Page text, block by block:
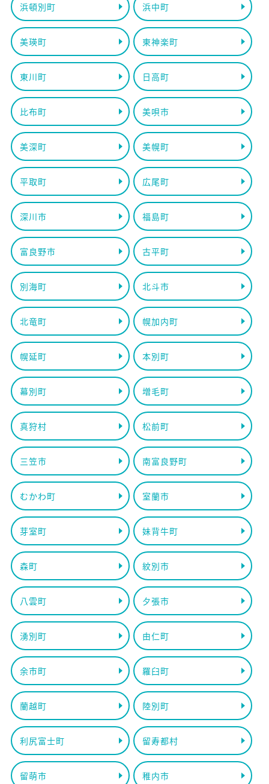
浜頓別町 浜中町
美瑛町 東神楽町
東川町 日高町
比布町 美唄市
美深町 美幌町
平取町 広尾町
深川市 福島町
富良野市 古平町
別海町 北斗市
北竜町 幌加内町
幌延町 本別町
幕別町 増毛町
真狩村 松前町
三笠市 南富良野町
むかわ町 室蘭市
芽室町 妹背牛町
森町 紋別市
八雲町 夕張市
湧別町 由仁町
余市町 羅臼町
蘭越町 陸別町
利尻富士町 留寿都村
留萌市 稚内市